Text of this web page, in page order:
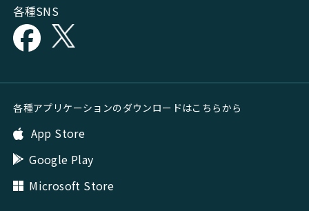
各種SNS
各種アプリケーションのダウンロードはこちらから
App Store
Google Play
Microsoft Store